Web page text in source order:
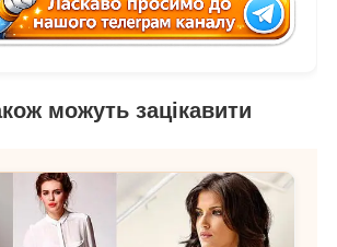
можуть зацікавити